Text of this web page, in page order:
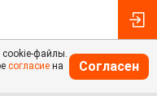
cookie-файлы.
согласие на
Согласен